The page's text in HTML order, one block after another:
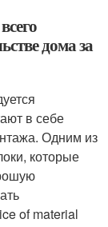
дома за
в себе
Одним из
которые
of material